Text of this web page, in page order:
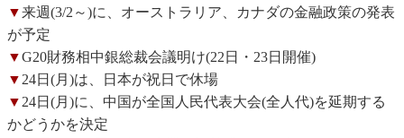
▼来週(3/2～)に、オーストラリア、カナダの金融政策の発表
が予定
▼G20財務相中銀総裁会議明け(22日・23日開催)
▼24日(月)は、日本が祝日で休場
▼24日(月)に、中国が全国人民代表大会(全人代)を延期する
かどうかを決定